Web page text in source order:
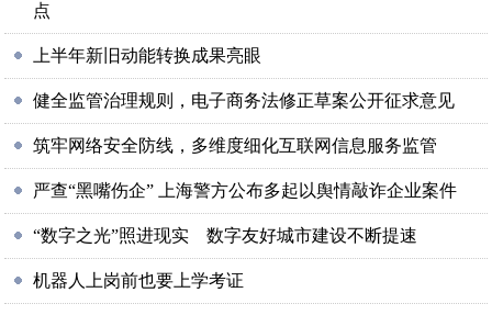
点
上半年新旧动能转换成果亮眼
健全监管治理规则，电子商务法修正草案公开征求意见
筑牢网络安全防线，多维度细化互联网信息服务监管
严查“黑嘴伤企” 上海警方公布多起以舆情敲诈企业案件
“数字之光”照进现实 数字友好城市建设不断提速
机器人上岗前也要上学考证